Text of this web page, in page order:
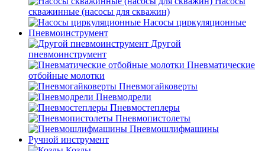
скважинные (насосы для скважин)
Насосы циркуляционные
Пневмоинструмент
Другой
пневмоинструмент
Пневматические
отбойные молотки
Пневмогайковерты
Пневмодрели
Пневмостеплеры
Пневмопистолеты
Пневмошлифмашины
Ручной инструмент